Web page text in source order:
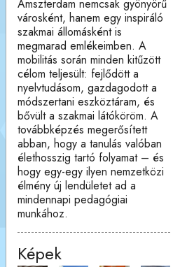
Amszterdam nemcsak gyönyörű
városként, hanem egy inspiráló
szakmai állomásként is
megmarad emlékeimben. A
mobilitás során minden kitűzött
célom teljesült: fejlődött a
nyelvtudásom, gazdagodott a
módszertani eszköztáram, és
bővült a szakmai látóköröm. A
továbbképzés megerősített
abban, hogy a tanulás valóban
élethosszig tartó folyamat – és
hogy egy-egy ilyen nemzetközi
élmény új lendületet ad a
mindennapi pedagógiai
munkához.
Képek